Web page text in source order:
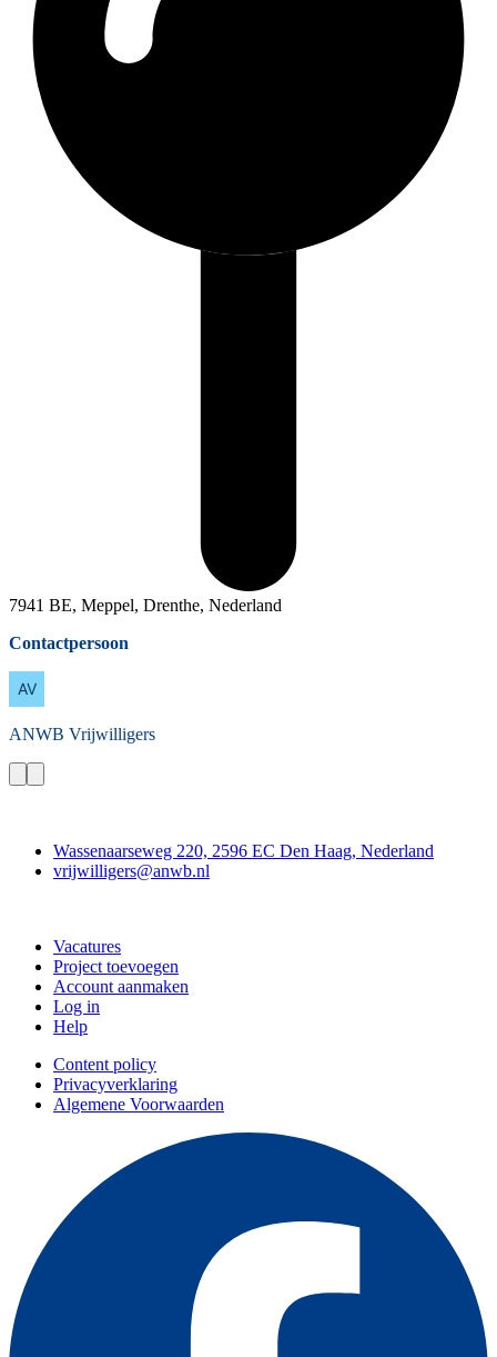
7941 BE, Meppel, Drenthe, Nederland
Contactpersoon
ANWB Vrijwilligers
Wassenaarseweg 220, 2596 EC Den Haag, Nederland
vrijwilligers@anwb.nl
Vacatures
Project toevoegen
Account aanmaken
Log in
Help
Content policy
Privacyverklaring
Algemene Voorwaarden